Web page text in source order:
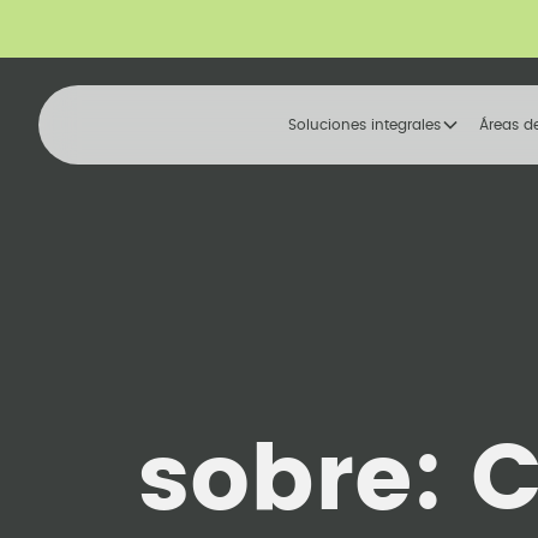
Soluciones integrales Áreas
sobre: